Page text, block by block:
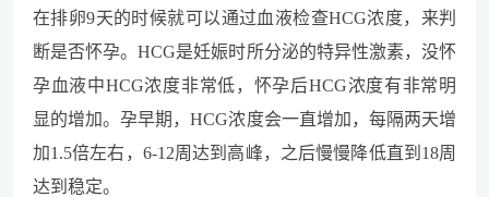
在排卵9天的时候就可以通过血液检查HCG浓度，来判
断是否怀孕。HCG是妊娠时所分泌的特异性激素，没怀
孕血液中HCG浓度非常低，怀孕后HCG浓度有非常明
显的增加。孕早期，HCG浓度会一直增加，每隔两天增
加1.5倍左右，6-12周达到高峰，之后慢慢降低直到18周
达到稳定。